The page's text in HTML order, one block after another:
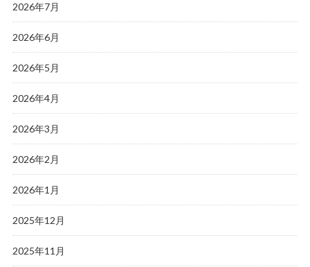
2026年7月
2026年6月
2026年5月
2026年4月
2026年3月
2026年2月
2026年1月
2025年12月
2025年11月